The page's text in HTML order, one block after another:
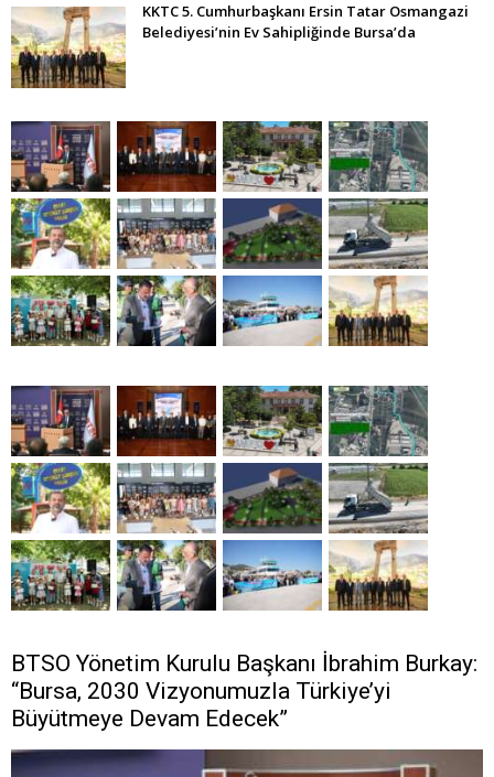
KKTC 5. Cumhurbaşkanı Ersin Tatar Osmangazi
Belediyesi’nin Ev Sahipliğinde Bursa’da
BTSO Yönetim Kurulu Başkanı İbrahim Burkay:
“Bursa, 2030 Vizyonumuzla Türkiye’yi
Büyütmeye Devam Edecek”